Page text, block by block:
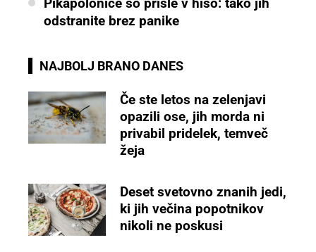
Pikapolonice so prišle v hišo: tako jih
odstranite brez panike
NAJBOLJ BRANO DANES
Če ste letos na zelenjavi
opazili ose, jih morda ni
privabil pridelek, temveč
žeja
Deset svetovno znanih jedi,
ki jih večina popotnikov
nikoli ne poskusi